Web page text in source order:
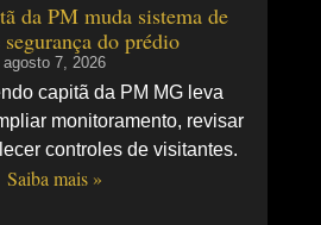
da PM muda sistema de
segurança do prédio
agosto 7, 2026
capitã da PM MG leva
monitoramento, revisar
controles de visitantes.
Saiba mais »